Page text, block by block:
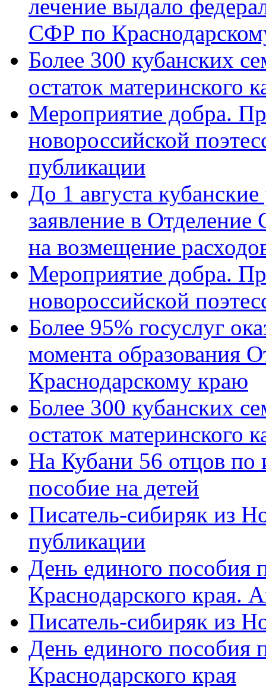
лечение выдало
СФР по
Более 300 кубанских
остаток материнского
Мероприятие добра.
новороссийской
публикации
До 1 августа
заявление в
на возмещение
Мероприятие добра.
новороссийской
Более 95% госуслуг
момента образования
Краснодарскому краю
Более 300 кубанских
остаток материнского
На Кубани 56 отцов по
пособие на детей
Писатель-сибиряк из
публикации
День единого пособия
Краснодарского края.
Писатель-сибиряк из
День единого пособия
Краснодарского края